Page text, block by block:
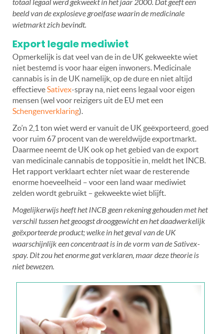
totaal legaal werd gekweekt in het jaar 2000. Dat geeft een
beeld van de explosieve groeifase waarin de medicinale
wietmarkt zich bevindt.
Export legale mediwiet
Opmerkelijk is dat veel van de in de UK gekweekte wiet
niet bestemd is voor haar eigen inwoners. Medicinale
cannabis is in de UK namelijk, op de dure en niet altijd
effectieveSativex-spray na, niet eens legaal voor eigen
mensen (wel voor reizigers uit de EU met een
Schengenverklaring).
Zo’n 2,1 ton wiet werd er vanuit de UK geëxporteerd, goed
voor ruim 67 procent van de wereldwijde exportmarkt.
Daarmee neemt de UK ook op het gebied van de export
van medicinale cannabis de toppositie in, meldt het INCB.
Het rapport verklaart echter níet waar de resterende
enorme hoeveelheid – voor een land waar mediwiet
zelden wordt gebruikt – gekweekte wiet blijft.
Mogelijkerwijs heeft het INCB geen rekening gehouden met het
verschil tussen het geoogst drooggewicht en het daadwerkelijk
geëxporteerde product; welke in het geval van de UK
waarschijnlijk een concentraat is in de vorm van de Sativex-
spay. Dit zou het enorme gat verklaren, maar deze theorie is
niet bewezen.